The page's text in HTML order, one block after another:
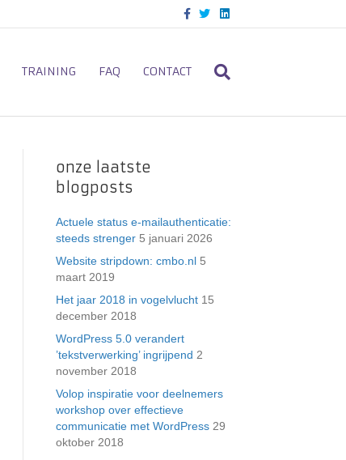
c
o
o
T
i
e
L
n
d
TRAINING FAQ CONTACT
onze laatste
blogposts
Actuele status e-mailauthenticatie:
steeds strenger 5 januari 2026
Website stripdown: cmbo.nl 5
maart 2019
Het jaar 2018 in vogelvlucht 15
december 2018
WordPress 5.0 verandert
’tekstverwerking’ ingrijpend 2
november 2018
Volop inspiratie voor deelnemers
workshop over effectieve
communicatie met WordPress 29
oktober 2018